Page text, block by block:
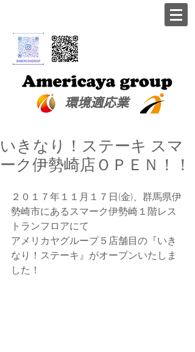
​環境適応業
いきなり！ステーキ スマ
ーク伊勢崎店ＯＰＥＮ！！
２０１７年１１月１７日(金)、群馬県伊
勢崎市にあるスマーク伊勢崎１階レス
トランフロアにて
アメリカヤグループ５店舗目の『いき
なり！ステーキ』がオープンいたしま
した！